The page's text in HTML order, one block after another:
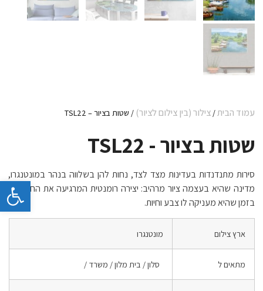
עמוד הבית/צילור (בין צילום לציור) / שטות בציור – TSL22
שטות בציור - TSL22
סירות מתנדנדות בעדינות מצד לצד, נחות להן בשלווה בנהר במונטנגרו,
מדינה שהיא בעצמה ציור מרהיב: יצירה רומנטית המרגיעה את החלל, בו
בזמן שהיא מעניקה לו צבע וחיות.
ארץ צילום מונטנגרו
מתאים ל סלון / בית מלון / משרד /